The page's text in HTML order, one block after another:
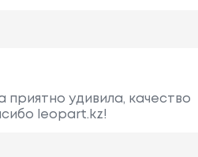
приятно удивила, качество
leopart.kz!